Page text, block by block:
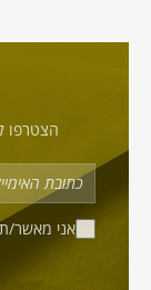
הצטרפו
אני מאשר/